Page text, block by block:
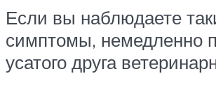
Если вы наблюдаете
симптомы, немедленно
усатого друга